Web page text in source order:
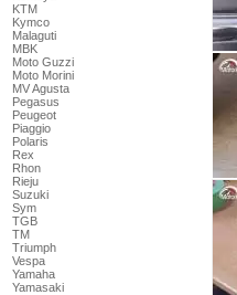
KTM
Kymco
Malaguti
MBK
Moto Guzzi
Moto Morini
MV Agusta
Pegasus
Peugeot
Piaggio
Polaris
Rex
Rhon
Rieju
Suzuki
Sym
TGB
TM
Triumph
Vespa
Yamaha
Yamasaki